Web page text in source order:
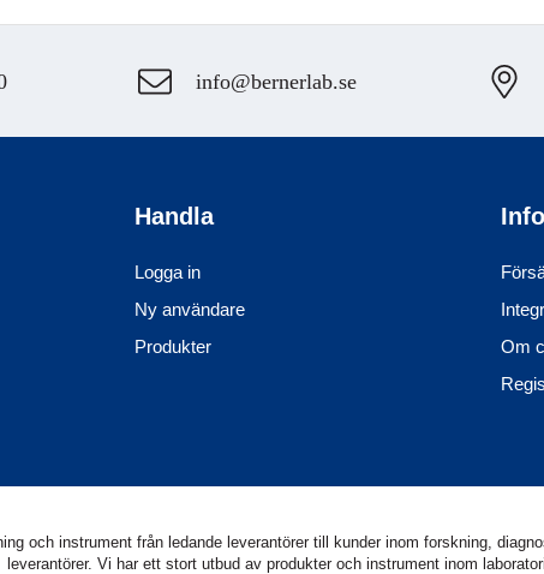
info@bernerlab.se
Handla
Logga in
Ny användare
Produkter
Om
och instrument från ledande leverantörer till kunder inom forskning,
leverantörer. Vi har ett stort utbud av produkter och instrument inom